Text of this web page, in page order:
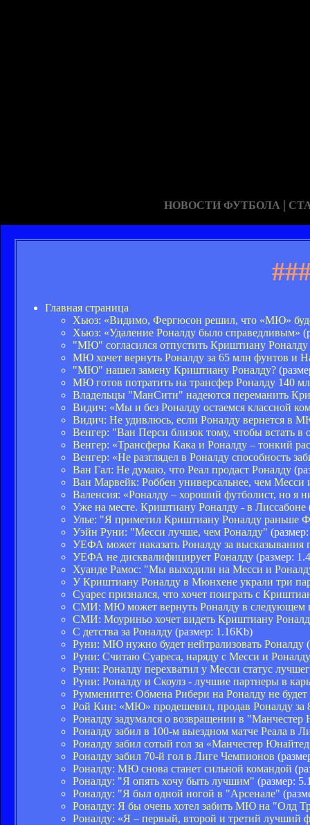
НОВОСТИ ФУТБОЛА |
Главная страница
Хьюз: «Видимо, Фергюсон решил, что «МЮ»
Хьюз: «Удаление Роналду было справедливым»
"МЮ" согласился отпустить Криштиану Роналду
МЮ хочет вернуть Роналду за 65 млн фунтов и
"МЮ" нашел замену Криштиану Роналду?
МЮ готов потратить на трансфер Роналду 140
Владельцы "МанСити" надеются переманить
Видич: «Мы и без Роналду остаемся классной
Видич: Не удивлюсь, если Роналду вернется в
Венгер: "Ван Перси близок тому, чтобы встать
Венгер: «Трансферы Кака и Роналду – тонкий
Венгер: «Не разглядел в Роналду способность
Ван Гал: Не думаю, что Реал продаст Роналду
Ван Марвейк: Роббен универсальнее, чем Месси
Валенсия: «Роналду – хороший футболист, но я
Уже на месте. Криштиану Роналду - в Лиссабоне
Улье: "Я приметил Криштиану Роналду раньше
Уэйн Руни: "Месси лучше, чем Роналду"
УЕФА может наказать Роналду за высказывания
УЕФА не дисквалифицирует Роналду (размер:
Хуанде Рамос: "Мы выходили на Месси и
У Криштиану Роналду в Мюнхене украли три
Суарес признался, что хочет поиграть с
СМИ: МЮ может вернуть Роналду в следующем
СМИ: Моуриньо хочет видеть Криштиану
С детства за Роналду (размер: 1.16Kb)
Руни: МЮ нужно будет нейтрализовать Роналду
Руни: Считаю Суареса, наряду с Месси и
Руни: Роналду перехватил у Месси статус
Руни: Роналду и Скоулз - лучшие партнеры в
Румменигге: Обмена Рибери на Роналду не будет
Рой Кин: «МЮ» продешевил, продав Роналду за
Роналду задумался о возвращении в
Роналду забил в 100-м выездном матче Реала в
Роналду забил сотый гол за «Манчестер
Роналду забил 70-й гол в Лиге Чемпионов
Роналду: МЮ снова станет сильной командой
Роналду: "Я опять хочу быть лучшим" (размер:
Роналду: "Я был одной ногой в "Арсенале"
Роналду: Я бы очень хотел забить МЮ на "Олд
Роналду: «Я – первый, второй и третий лучший